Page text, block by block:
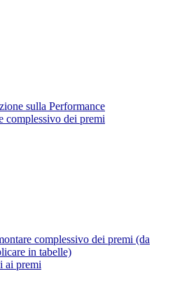
sulla Performance
complessivo dei premi
complessivo dei premi (da
in tabelle)
ai premi